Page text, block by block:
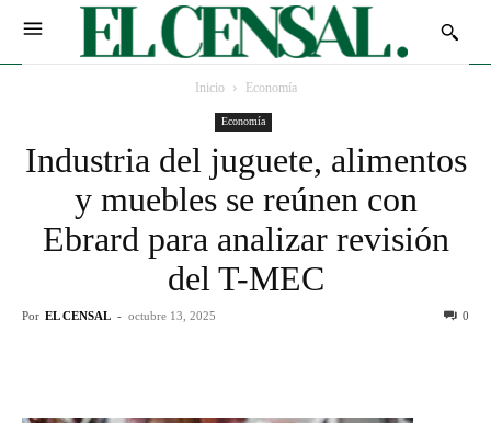
Inicio Economía
Economía
Industria del juguete, alimentos
y muebles se reúnen con
Ebrard para analizar revisión
del T-MEC
Por EL CENSAL - octubre 13, 2025 0